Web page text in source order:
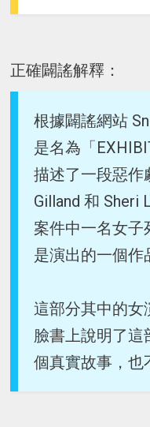
正確闢謠解釋：
根據闢謠網站
是名為「
描述了一段惡作
Gilland 和 Sheri
案件中一名女子
是演出的一個作
這部分其中的女
臉書上說明了這
個真實故事，也